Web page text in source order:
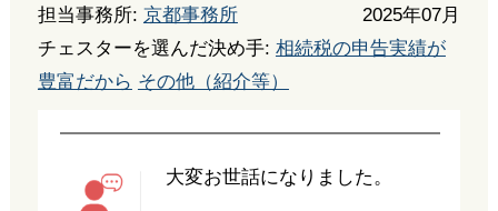
担当事務所: 京都事務所
2025年07月
チェスターを選んだ決め手: 相続税の申告実績が
豊富だから その他（紹介等）
大変お世話になりました。